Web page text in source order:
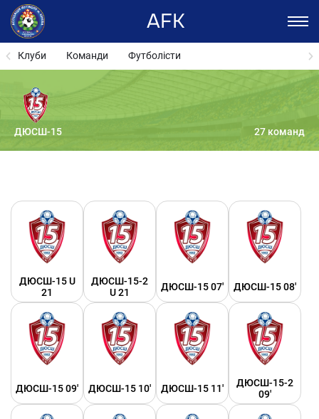
AFK
Клуби Команди Футболісти
ДЮСШ-15 27 команд
ДЮСШ-15 U
21
ДЮСШ-15-2
U 21
ДЮСШ-15 07' ДЮСШ-15 08'
ДЮСШ-15 09' ДЮСШ-15 10' ДЮСШ-15 11'
ДЮСШ-15-2
09'